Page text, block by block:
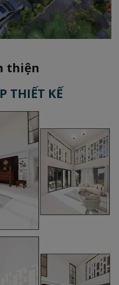
thiện
THIẾT KẾ